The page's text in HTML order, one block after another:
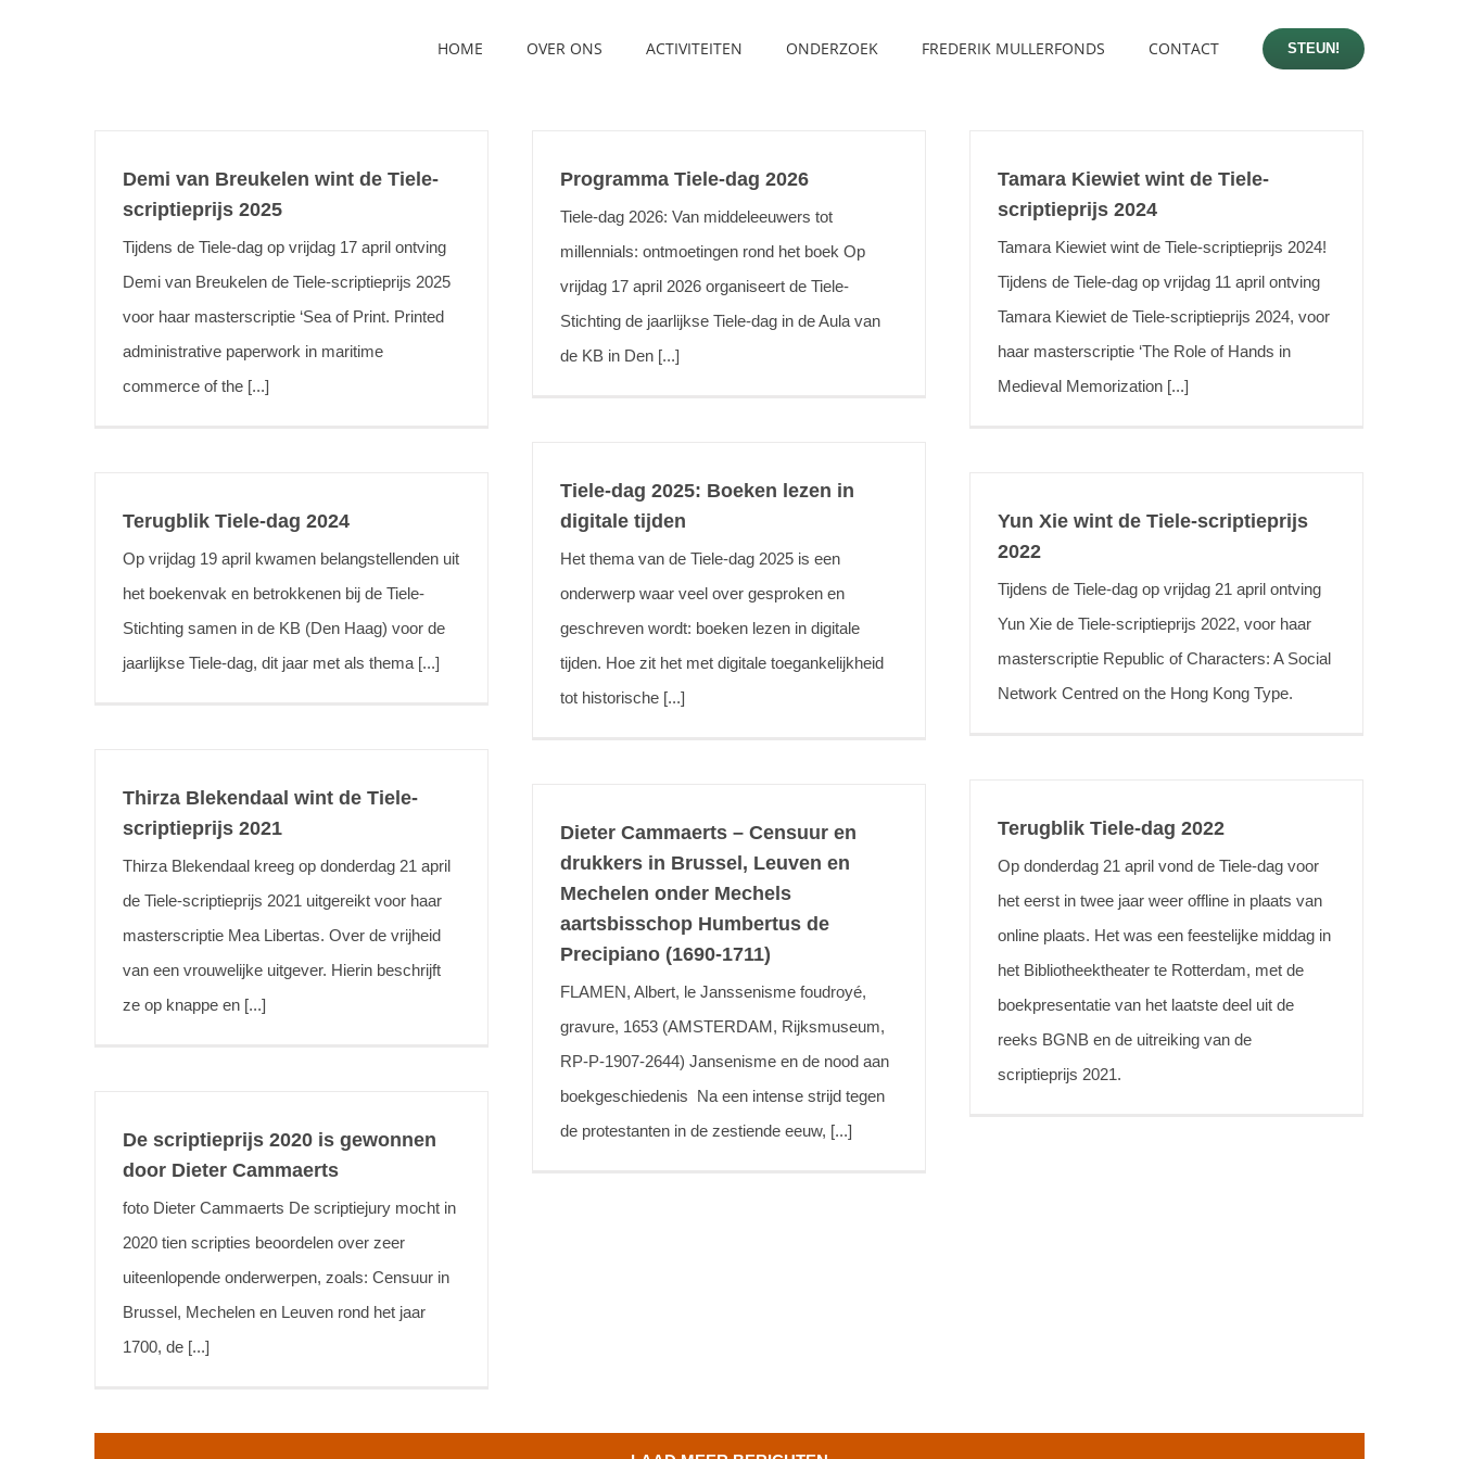
HOME OVER ONS ACTIVITEITEN ONDERZOEK FREDERIK MULLERFONDS CONTACT STEUN!
Demi van Breukelen wint de Tiele-
scriptieprijs 2025
Tijdens de Tiele-dag op vrijdag 17 april ontving
Demi van Breukelen de Tiele-scriptieprijs 2025
voor haar masterscriptie ‘Sea of Print. Printed
administrative paperwork in maritime
commerce of the [...]
Programma Tiele-dag 2026
Tiele-dag 2026: Van middeleeuwers tot
millennials: ontmoetingen rond het boek Op
vrijdag 17 april 2026 organiseert de Tiele-
Stichting de jaarlijkse Tiele-dag in de Aula van
de KB in Den [...]
Tamara Kiewiet wint de Tiele-
scriptieprijs 2024
Tamara Kiewiet wint de Tiele-scriptieprijs 2024!
Tijdens de Tiele-dag op vrijdag 11 april ontving
Tamara Kiewiet de Tiele-scriptieprijs 2024, voor
haar masterscriptie ‘The Role of Hands in
Medieval Memorization [...]
Tiele-dag 2025: Boeken lezen in
digitale tijden
Het thema van de Tiele-dag 2025 is een
onderwerp waar veel over gesproken en
geschreven wordt: boeken lezen in digitale
tijden. Hoe zit het met digitale toegankelijkheid
tot historische [...]
Terugblik Tiele-dag 2024
Op vrijdag 19 april kwamen belangstellenden uit
het boekenvak en betrokkenen bij de Tiele-
Stichting samen in de KB (Den Haag) voor de
jaarlijkse Tiele-dag, dit jaar met als thema [...]
Yun Xie wint de Tiele-scriptieprijs
2022
Tijdens de Tiele-dag op vrijdag 21 april ontving
Yun Xie de Tiele-scriptieprijs 2022, voor haar
masterscriptie Republic of Characters: A Social
Network Centred on the Hong Kong Type.
Thirza Blekendaal wint de Tiele-
scriptieprijs 2021
Thirza Blekendaal kreeg op donderdag 21 april
de Tiele-scriptieprijs 2021 uitgereikt voor haar
masterscriptie Mea Libertas. Over de vrijheid
van een vrouwelijke uitgever. Hierin beschrijft
ze op knappe en [...]
Terugblik Tiele-dag 2022
Op donderdag 21 april vond de Tiele-dag voor
het eerst in twee jaar weer offline in plaats van
online plaats. Het was een feestelijke middag in
het Bibliotheektheater te Rotterdam, met de
boekpresentatie van het laatste deel uit de
reeks BGNB en de uitreiking van de
scriptieprijs 2021.
Dieter Cammaerts – Censuur en
drukkers in Brussel, Leuven en
Mechelen onder Mechels
aartsbisschop Humbertus de
Precipiano (1690-1711)
FLAMEN, Albert, le Janssenisme foudroyé,
gravure, 1653 (AMSTERDAM, Rijksmuseum,
RP-P-1907-2644) Jansenisme en de nood aan
boekgeschiedenis Na een intense strijd tegen
de protestanten in de zestiende eeuw, [...]
De scriptieprijs 2020 is gewonnen
door Dieter Cammaerts
foto Dieter Cammaerts De scriptiejury mocht in
2020 tien scripties beoordelen over zeer
uiteenlopende onderwerpen, zoals: Censuur in
Brussel, Mechelen en Leuven rond het jaar
1700, de [...]